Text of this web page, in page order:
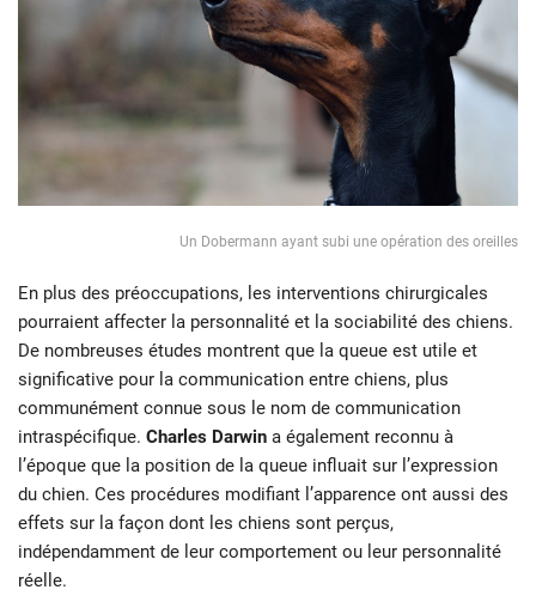
Un Dobermann ayant subi une opération des oreilles
En plus des préoccupations, les interventions chirurgicales
pourraient affecter la personnalité et la sociabilité des chiens.
De nombreuses études montrent que la queue est utile et
significative pour la communication entre chiens, plus
communément connue sous le nom de communication
intraspécifique. Charles Darwin a également reconnu à
l’époque que la position de la queue influait sur l’expression
du chien. Ces procédures modifiant l’apparence ont aussi des
effets sur la façon dont les chiens sont perçus,
indépendamment de leur comportement ou leur personnalité
réelle.